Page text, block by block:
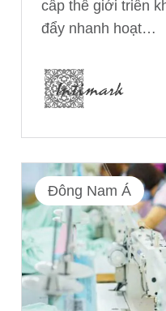
cấp thế giới triển
đẩy nhanh hoạt…
Đông Nam Á